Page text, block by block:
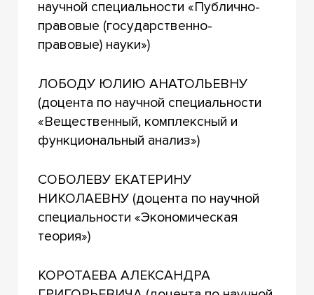
научной специальности «Публично-
правовые (государственно-
правовые) науки»)
ЛОБОДУ ЮЛИЮ АНАТОЛЬЕВНУ
(доцента по научной специальности
«Вещественный, комплексный и
функциональный анализ»)
СОБОЛЕВУ ЕКАТЕРИНУ
НИКОЛАЕВНУ (доцента по научной
специальности «Экономическая
теория»)
КОРОТАЕВА АЛЕКСАНДРА